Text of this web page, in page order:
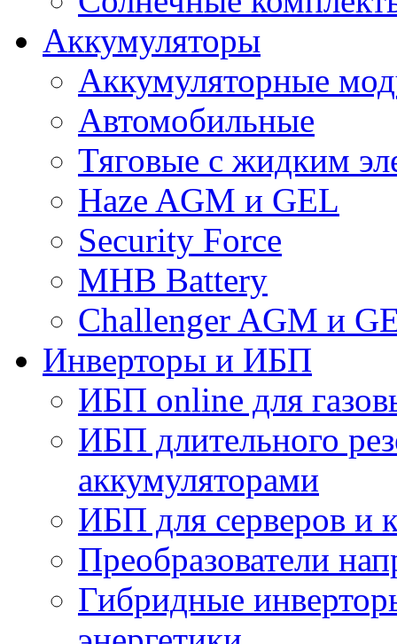
Аккумуляторы
Аккумуляторные
Автомобильные
Тяговые с жидким
Haze AGM и GEL
Security Force
MHB Battery
Challenger AGM и
Инверторы и ИБП
ИБП online для
ИБП длительного
аккумуляторами
ИБП для серверов и
Преобразователи
Гибридные